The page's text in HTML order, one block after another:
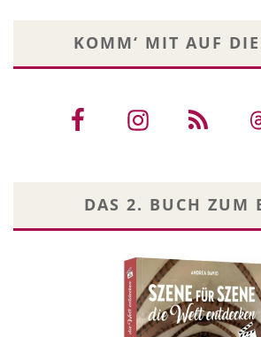
KOMM‘ MIT AUF DIE
DAS 2. BUCH ZUM